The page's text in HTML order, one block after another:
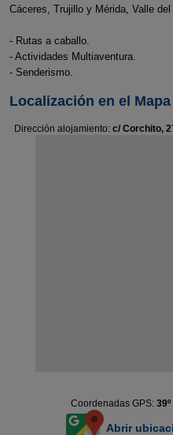
Cáceres, Trujillo y Mérida, Valle
- Rutas a caballo.
- Actividades Multiaventura.
- Senderismo.
Localización en el Mapa
Dirección alojamiento: c/ Corchito,
Coordenadas GPS:
Abrir